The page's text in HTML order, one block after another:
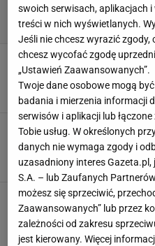
Ten zestaw
Kupisz go w
DOM PROMOCJE
Ozdoby
dodadzą
OZDOBY OZDOBY
Tak urządzisz
przytulnie i z
DEKORACJE
swoich serwisach, aplikacjach
treści w nich wyświetlanych.
Jeśli nie chcesz wyrazić
chcesz wycofać zgodę
„Ustawień Zaawansowanych”.
Twoje dane osobowe mogą
badania i mierzenia informacji
serwisów i aplikacji lub
Tobie usług. W określonych
danych nie wymaga zgody i
uzasadniony interes Gazeta.pl,
S.A. – lub Zaufanych
możesz się sprzeciwić,
Zaawansowanych” lub przez
zależności od zakresu
jest kierowany. Więcej